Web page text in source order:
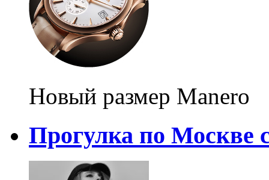
Новый размер Manero
Прогулка по Москве